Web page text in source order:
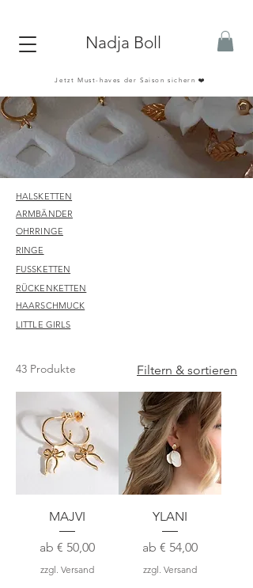
Nadja Boll
Jetzt Must-haves der Saison sichern ❤️
HALSKETTEN
ARMBÄNDER
OHRRINGE
RINGE
FUSSKETTEN
RÜCKENKETTEN
HAARSCHMUCK
LITTLE GIRLS
43 Produkte Filtern & sortieren
MAJVI
ab € 50,00
Sale-Preis
zzgl. Versand
YLANI
ab € 54,00
Sale-Preis
zzgl. Versand